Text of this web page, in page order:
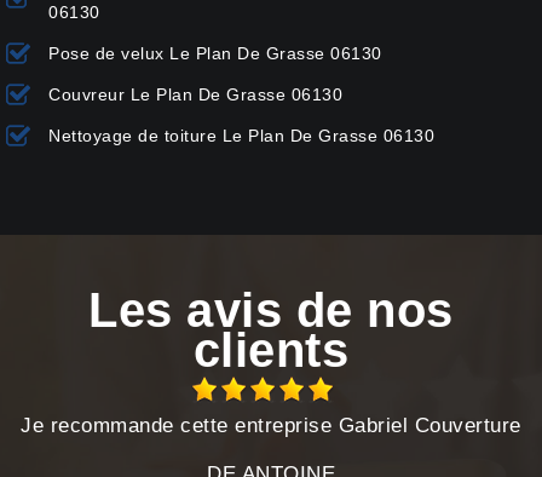
06130
Pose de velux Le Plan De Grasse 06130
Couvreur Le Plan De Grasse 06130
Nettoyage de toiture Le Plan De Grasse 06130
Les avis de nos
clients
Je recommande cette entreprise Gabriel Couverture